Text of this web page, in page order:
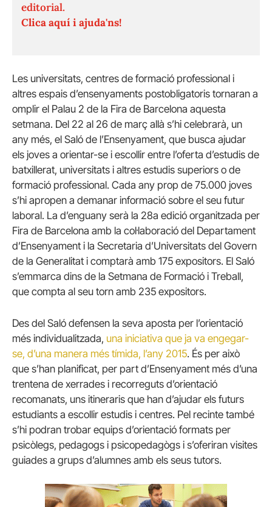
editorial.
Clica aquí i ajuda'ns!
Les universitats, centres de formació professional i
altres espais d’ensenyaments postobligatoris tornaran a
omplir el Palau 2 de la Fira de Barcelona aquesta
setmana. Del 22 al 26 de març allà s’hi celebrarà, un
any més, el Saló de l’Ensenyament, que busca ajudar
els joves a orientar-se i escollir entre l’oferta d’estudis de
batxillerat, universitats i altres estudis superiors o de
formació professional. Cada any prop de 75.000 joves
s’hi apropen a demanar informació sobre el seu futur
laboral. La d’enguany serà la 28a edició organitzada per
Fira de Barcelona amb la col·laboració del Departament
d’Ensenyament i la Secretaria d’Universitats del Govern
de la Generalitat i comptarà amb 175 expositors. El Saló
s’emmarca dins de la Setmana de Formació i Treball,
que compta al seu torn amb 235 expositors.
Des del Saló defensen la seva aposta per l’orientació
més individualitzada, una iniciativa que ja va engegar-
se, d’una manera més tímida, l’any 2015. És per això
que s’han planificat, per part d’Ensenyament més d’una
trentena de xerrades i recorreguts d’orientació
recomanats, uns itineraris que han d’ajudar els futurs
estudiants a escollir estudis i centres. Pel recinte també
s’hi podran trobar equips d’orientació formats per
psicòlegs, pedagogs i psicopedagògs i s’oferiran visites
guiades a grups d’alumnes amb els seus tutors.